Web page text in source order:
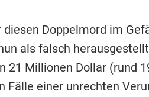
Doppelmord im
als falsch
21 Millionen Dollar (rund
Fälle einer unrechten